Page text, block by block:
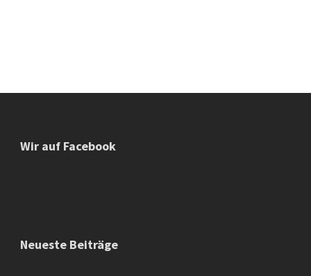
Wir auf Facebook
Neueste Beiträge